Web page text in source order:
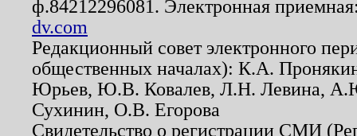
ф.84212296081. Электронная
dv.com
Редакционный совет электронного
общественных началах): К.А.
Юрьев, Ю.В. Ковалев, Л.Н. Левина,
Сухинин, О.В. Егорова
Свидетельство о регистрации СМИ